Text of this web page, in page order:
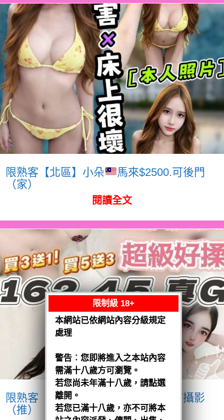
限熟客【北區】小朵
馬來$2500.可後門
（家）
閱讀全文
限熟客【沙鹿】優格
越南$3200.可攝影
（推）
限制級 18+
本網站已依網站內容分級規定
處理
警告︰您即將進入之本站內容
需滿十八歲方可瀏覽。
若您尚未年滿十八歲，請點選
離開。
若您已滿十八歲，亦不可將本